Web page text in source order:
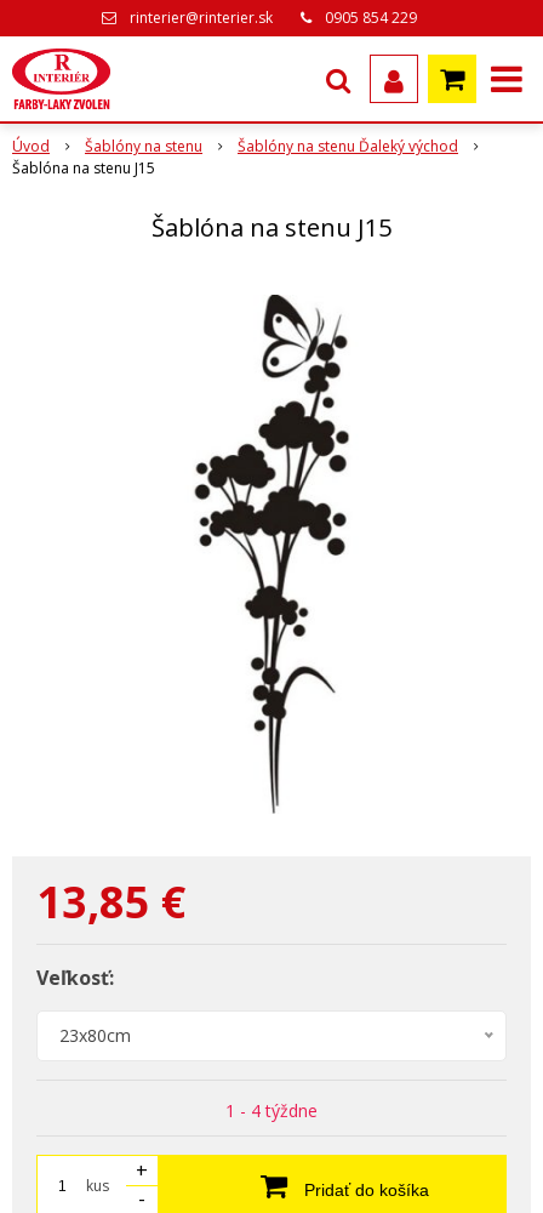
rinterier@rinterier.sk 0905 854 229
Úvod Šablóny na stenu
Šablóny na stenu Ďaleký východ
Šablóna na stenu J15
Šablóna na stenu J15
13,85 €
Veľkosť:
23x80cm
1 - 4 týždne
kus
+
-
Pridať do košíka